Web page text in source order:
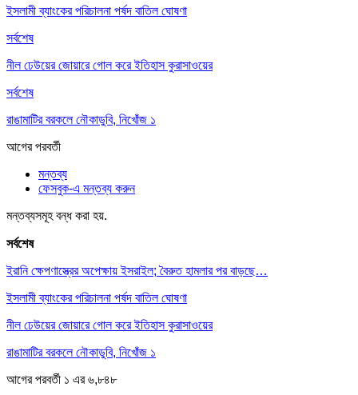
ইসলামী ব্যাংকের পরিচালনা পর্ষদ বাতিল ঘোষণা
সর্বশেষ
নীল ঢেউয়ের জোয়ারে গোল করে ইতিহাস কুরাসাওয়ের
সর্বশেষ
রাঙামাটির বরকলে নৌকাডুবি, নিখোঁজ ১
আগেরপরবর্তী
মন্তব্য
ফেসবুক-এ মন্তব্য করুন
মন্তব্যসমূহ বন্ধ করা হয়.
সর্বশেষ
ইরানি ক্ষেপণাস্ত্রের অপেক্ষায় ইসরাইল; বৈরুত হামলার পর বাড়ছে…
ইসলামী ব্যাংকের পরিচালনা পর্ষদ বাতিল ঘোষণা
নীল ঢেউয়ের জোয়ারে গোল করে ইতিহাস কুরাসাওয়ের
রাঙামাটির বরকলে নৌকাডুবি, নিখোঁজ ১
আগেরপরবর্তী ১ এর ৬,৮৪৮